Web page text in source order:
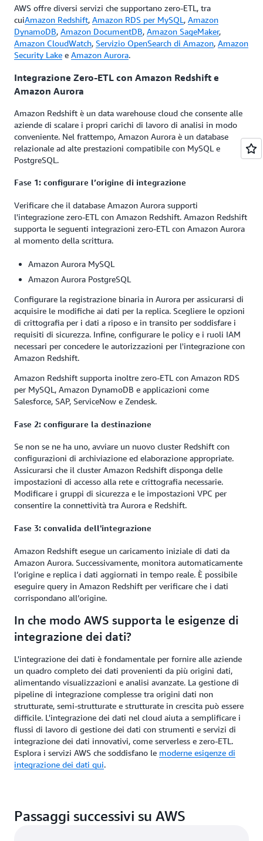
AWS offre diversi servizi che supportano zero-ETL, tra
cuiAmazon Redshift, Amazon RDS per MySQL , Amazon
DynamoDB, Amazon DocumentDB, Amazon SageMaker,
Amazon CloudWatch, Servizio OpenSearch di Amazon, Amazon
Security Lake e Amazon Aurora.
Integrazione Zero-ETL con Amazon Redshift e
Amazon Aurora
Amazon Redshift è un data warehouse cloud che consente alle
aziende di scalare i propri carichi di lavoro di analisi in modo
conveniente. Nel frattempo, Amazon Aurora è un database
relazionale ad alte prestazioni compatibile con MySQL e
PostgreSQL.
Fase 1: configurare l’origine di integrazione
Verificare che il database Amazon Aurora supporti
l'integrazione zero-ETL con Amazon Redshift. Amazon Redshift
supporta le seguenti integrazioni zero-ETL con Amazon Aurora
al momento della scrittura.
Amazon Aurora MySQL
Amazon Aurora PostgreSQL
Configurare la registrazione binaria in Aurora per assicurarsi di
acquisire le modifiche ai dati per la replica. Scegliere le opzioni
di crittografia per i dati a riposo e in transito per soddisfare i
requisiti di sicurezza. Infine, configurare le policy e i ruoli IAM
necessari per concedere le autorizzazioni per l'integrazione con
Amazon Redshift.
Amazon Redshift supporta inoltre zero-ETL con Amazon RDS
per MySQL, Amazon DynamoDB e applicazioni come
Salesforce, SAP, ServiceNow e Zendesk.
Fase 2: configurare la destinazione
Se non se ne ha uno, avviare un nuovo cluster Redshift con
configurazioni di archiviazione ed elaborazione appropriate.
Assicurarsi che il cluster Amazon Redshift disponga delle
impostazioni di accesso alla rete e crittografia necessarie.
Modificare i gruppi di sicurezza e le impostazioni VPC per
consentire la connettività tra Aurora e Redshift.
Fase 3: convalida dell'integrazione
Amazon Redshift esegue un caricamento iniziale di dati da
Amazon Aurora. Successivamente, monitora automaticamente
l’origine e replica i dati aggiornati in tempo reale. È possibile
eseguire query in Amazon Redshift per verificare che i dati
corrispondano all’origine.
In che modo AWS supporta le esigenze di
integrazione dei dati?
L'integrazione dei dati è fondamentale per fornire alle aziende
un quadro completo dei dati provenienti da più origini dati,
alimentando visualizzazioni e analisi avanzate. La gestione di
pipeline di integrazione complesse tra origini dati non
strutturate, semi-strutturate e strutturate in crescita può essere
difficile. L'integrazione dei dati nel cloud aiuta a semplificare i
flussi di lavoro di gestione dei dati con strumenti e servizi di
integrazione dei dati innovativi, come serverless e zero-ETL.
Esplora i servizi AWS che soddisfano le moderne esigenze di
integrazione dei dati qui.
Passaggi successivi su AWS